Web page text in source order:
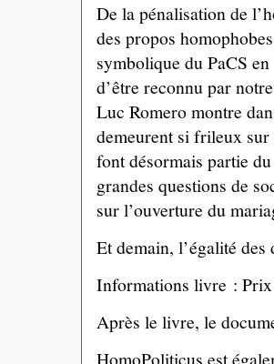
De la pénalisation de
des propos
symbolique du PaCS
d’être reconnu par
Luc Romero montre
demeurent si frileux sur
font désormais partie
grandes questions de
sur l’ouverture du
Et demain, l’égalité
Informations livre :
Après le livre, le